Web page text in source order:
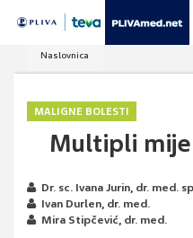
Naslovnica
MALIGNE BOLESTI
Multipli
Dr. sc. Ivana Jurin, dr. med.
Ivan Durlen, dr. med.
Mira Stipčević, dr. med.